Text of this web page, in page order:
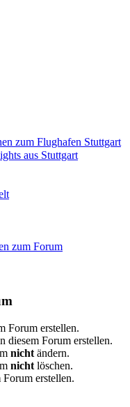
zum Flughafen Stuttgart
aus Stuttgart
zum Forum
Forum erstellen.
diesem Forum erstellen.
nicht ändern.
nicht löschen.
erstellen.